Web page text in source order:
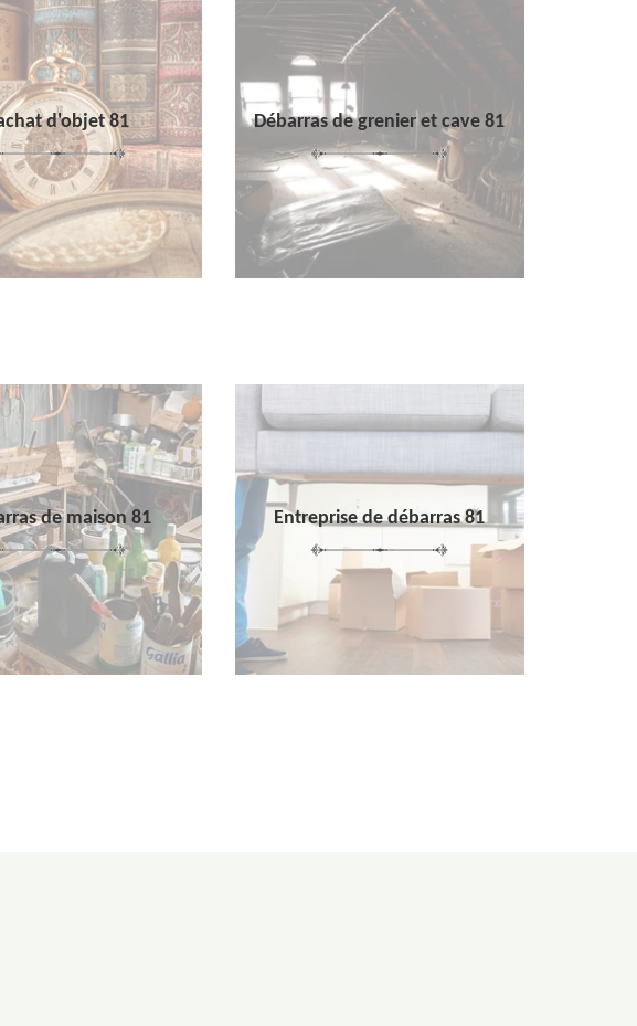
d'objet 81 Débarras de grenier et cave 81
de maison 81 Entreprise de débarras 81